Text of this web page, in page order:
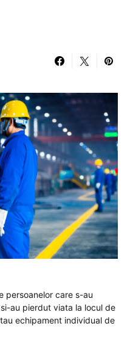
persoanelor care s-au
au pierdut viata la locul de
echipament individual de